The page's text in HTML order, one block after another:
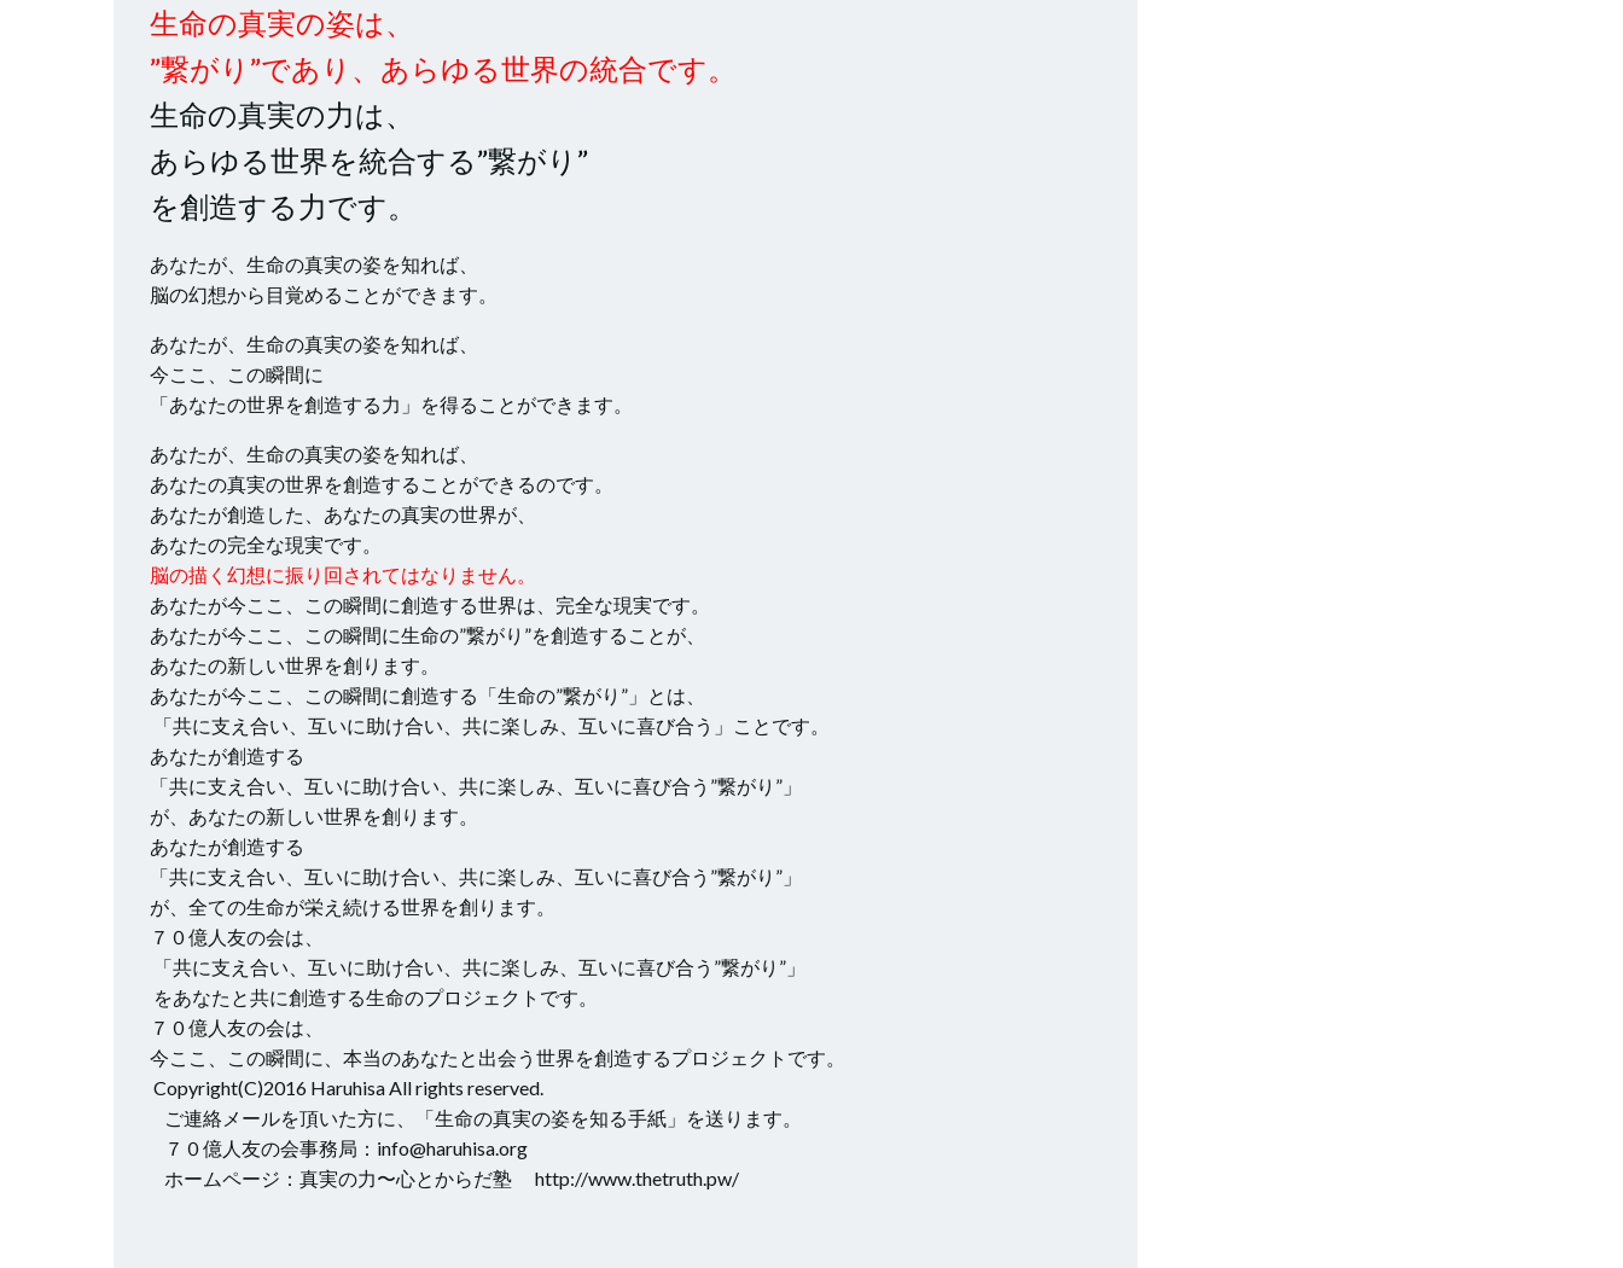
生命の真実の姿は、
”繋がり”であり、あらゆる世界の統合です。
生命の真実の力は、
あらゆる世界を統合する”繋がり”
を創造する力です。
あなたが、生命の真実の姿を知れば、
脳の幻想から目覚めることができます。
あなたが、生命の真実の姿を知れば、
今ここ、この瞬間に
「あなたの世界を創造する力」を得ることができます。
あなたが、生命の真実の姿を知れば、
あなたの真実の世界を創造することができるのです。
あなたが創造した、あなたの真実の世界が、
あなたの完全な現実です。
脳の描く幻想に振り回されてはなりません。
あなたが今ここ、この瞬間に創造する世界は、完全な現実です。
あなたが今ここ、この瞬間に生命の”繋がり”を創造することが、
あなたの新しい世界を創ります。
あなたが今ここ、この瞬間に創造する「生命の”繋がり”」とは、
「共に支え合い、互いに助け合い、共に楽しみ、互いに喜び合う」ことです。
あなたが創造する
「共に支え合い、互いに助け合い、共に楽しみ、互いに喜び合う”繋がり”」
が、あなたの新しい世界を創ります。
あなたが創造する
「共に支え合い、互いに助け合い、共に楽しみ、互いに喜び合う”繋がり”」
が、全ての生命が栄え続ける世界を創ります。
７０億人友の会は、
「共に支え合い、互いに助け合い、共に楽しみ、互いに喜び合う”繋がり”」
をあなたと共に創造する生命のプロジェクトです。
７０億人友の会は、
今ここ、この瞬間に、本当のあなたと出会う世界を創造するプロジェクトです。
Copyright(C)2016 Haruhisa All rights reserved.
ご連絡メールを頂いた方に、「生命の真実の姿を知る手紙」を送ります。
７０億人友の会事務局：info@haruhisa.org
ホームページ：真実の力〜心とからだ塾 http://www.thetruth.pw/